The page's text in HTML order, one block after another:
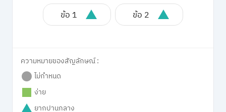
ข้อ 1 ข้อ 2
ความหมายของสัญลักษณ์ :
ไม่กำหนด
ง่าย
ยากปานกลาง